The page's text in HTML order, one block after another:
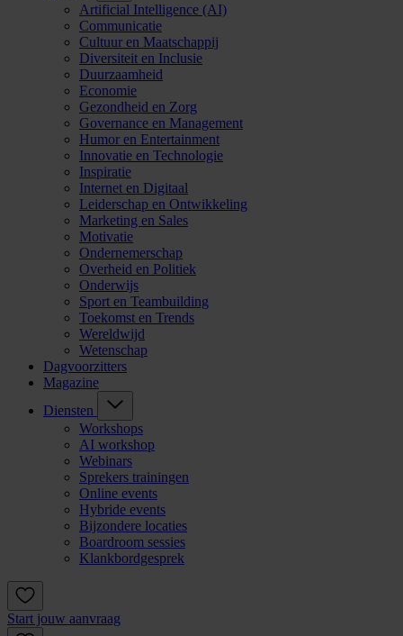
Artificial Intelligence (AI)
Communicatie
Cultuur en Maatschappij
Diversiteit en Inclusie
Duurzaamheid
Economie
Gezondheid en Zorg
Governance en Management
Humor en Entertainment
Innovatie en Technologie
Inspiratie
Internet en Digitaal
Leiderschap en Ontwikkeling
Marketing en Sales
Motivatie
Ondernemerschap
Overheid en Politiek
Onderwijs
Sport en Teambuilding
Toekomst en Trends
Wereldwijd
Wetenschap
Dagvoorzitters
Magazine
Diensten
Workshops
AI workshop
Webinars
Sprekers trainingen
Online events
Hybride events
Bijzondere locaties
Boardroom sessies
Klankbordgesprek
Start jouw aanvraag